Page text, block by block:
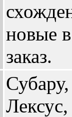
новые
заказ.